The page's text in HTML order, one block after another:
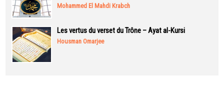
Mohammed El Mahdi Krabch
Les vertus du verset du Trône – Ayat al-Kursi
Housman Omarjee